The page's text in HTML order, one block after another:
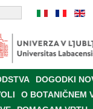
DOGODKI
O BOTANIČNEM